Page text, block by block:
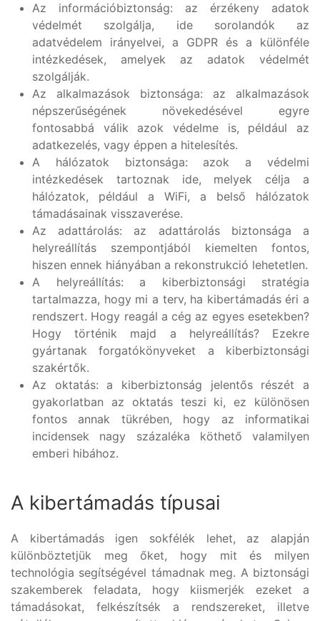
Az információbiztonság: az érzékeny adatok
védelmét szolgálja, ide sorolandók az
adatvédelem irányelvei, a GDPR és a különféle
intézkedések, amelyek az adatok védelmét
szolgálják.
Az alkalmazások biztonsága: az alkalmazások
népszerűségének növekedésével egyre
fontosabbá válik azok védelme is, például az
adatkezelés, vagy éppen a hitelesítés.
A hálózatok biztonsága: azok a védelmi
intézkedések tartoznak ide, melyek célja a
hálózatok, például a WiFi, a belső hálózatok
támadásainak visszaverése.
Az adattárolás: az adattárolás biztonsága a
helyreállítás szempontjából kiemelten fontos,
hiszen ennek hiányában a rekonstrukció lehetetlen.
A helyreállítás: a kiberbiztonsági stratégia
tartalmazza, hogy mi a terv, ha kibertámadás éri a
rendszert. Hogy reagál a cég az egyes esetekben?
Hogy történik majd a helyreállítás? Ezekre
gyártanak forgatókönyveket a kiberbiztonsági
szakértők.
Az oktatás: a kiberbiztonság jelentős részét a
gyakorlatban az oktatás teszi ki, ez különösen
fontos annak tükrében, hogy az informatikai
incidensek nagy százaléka köthető valamilyen
emberi hibához.
A kibertámadás típusai
A kibertámadás igen sokfélék lehet, az alapján
különböztetjük meg őket, hogy mit és milyen
technológia segítségével támadnak meg. A biztonsági
szakemberek feladata, hogy kiismerjék ezeket a
támadásokat, felkészítsék a rendszereket, illetve